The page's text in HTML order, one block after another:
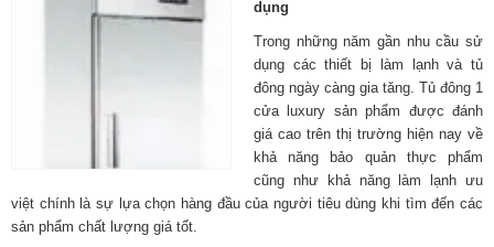
dụng
Trong những năm gần nhu cầu sử
dụng các thiết bị làm lạnh và tủ
đông ngày càng gia tăng. Tủ đông 1
cửa luxury sản phẩm được đánh
giá cao trên thị trường hiện nay về
khả năng bảo quản thực phẩm
cũng như khả năng làm lạnh ưu
việt chính là sự lựa chọn hàng đầu của người tiêu dùng khi tìm đến các
sản phẩm chất lượng giá tốt.